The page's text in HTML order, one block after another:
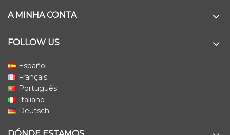
A MINHA CONTA
FOLLOW US
Español
Français
Português
Italiano
Deutsch